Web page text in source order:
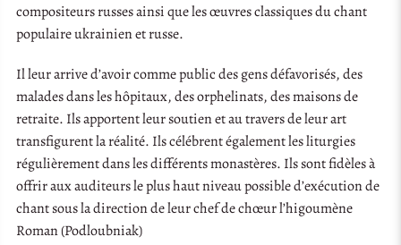
compositeurs russes ainsi que les œuvres classiques du chant
populaire ukrainien et russe.
Il leur arrive d’avoir comme public des gens défavorisés, des
malades dans les hôpitaux, des orphelinats, des maisons de
retraite. Ils apportent leur soutien et au travers de leur art
transfigurent la réalité. Ils célébrent également les liturgies
régulièrement dans les différents monastères. Ils sont fidèles à
offrir aux auditeurs le plus haut niveau possible d’exécution de
chant sous la direction de leur chef de chœur l’higoumène
Roman (Podloubniak)